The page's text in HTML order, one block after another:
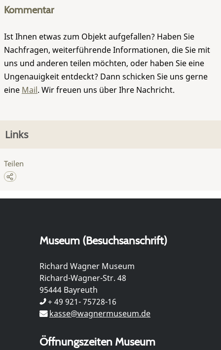
Kommentar
Ist Ihnen etwas zum Objekt aufgefallen? Haben Sie
Nachfragen, weiterführende Informationen, die Sie mit
uns und anderen teilen möchten, oder haben Sie eine
Ungenauigkeit entdeckt? Dann schicken Sie uns gerne
eine Mail. Wir freuen uns über Ihre Nachricht.
Links
Teilen
Museum (Besuchsanschrift)
Richard Wagner Museum
Richard-Wagner-Str. 48
95444 Bayreuth
+ 49 921- 75728-16
kasse@wagnermuseum.de
Öffnungszeiten Museum